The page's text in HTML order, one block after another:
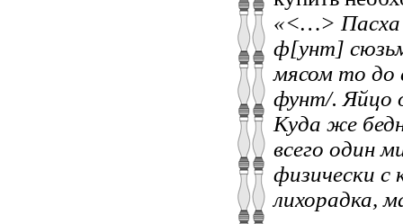
«<…> Пасха
ф[унт]
мясом то до
фунт/. Яйцо
Куда же
всего один
физически
лихорадка,